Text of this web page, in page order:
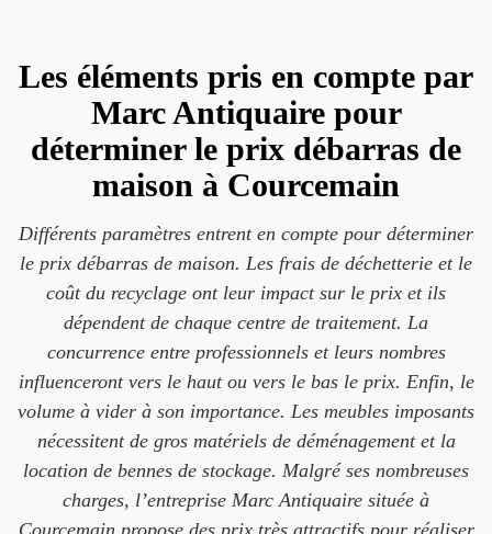
Les éléments pris en compte par
Marc Antiquaire pour
déterminer le prix débarras de
maison à Courcemain
Différents paramètres entrent en compte pour déterminer
le prix débarras de maison. Les frais de déchetterie et le
coût du recyclage ont leur impact sur le prix et ils
dépendent de chaque centre de traitement. La
concurrence entre professionnels et leurs nombres
influenceront vers le haut ou vers le bas le prix. Enfin, le
volume à vider à son importance. Les meubles imposants
nécessitent de gros matériels de déménagement et la
location de bennes de stockage. Malgré ses nombreuses
charges, l’entreprise Marc Antiquaire située à
Courcemain propose des prix très attractifs pour réaliser